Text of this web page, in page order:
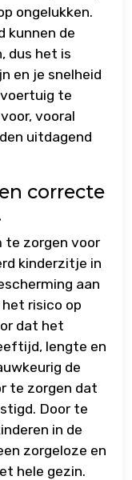
ongelukken.
kunnen de
dus het is
en je snelheid
te
vooral
uitdagend
correcte
te zorgen voor
kinderzitje in
aan
risico op
dat het
lengte en
de
te zorgen dat
Door te
in de
zorgeloze en
hele gezin.